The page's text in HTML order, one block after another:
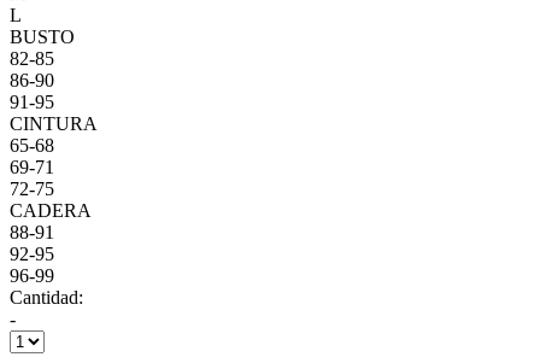
L
BUSTO
82-85
86-90
91-95
CINTURA
65-68
69-71
72-75
CADERA
88-91
92-95
96-99
Cantidad:
-